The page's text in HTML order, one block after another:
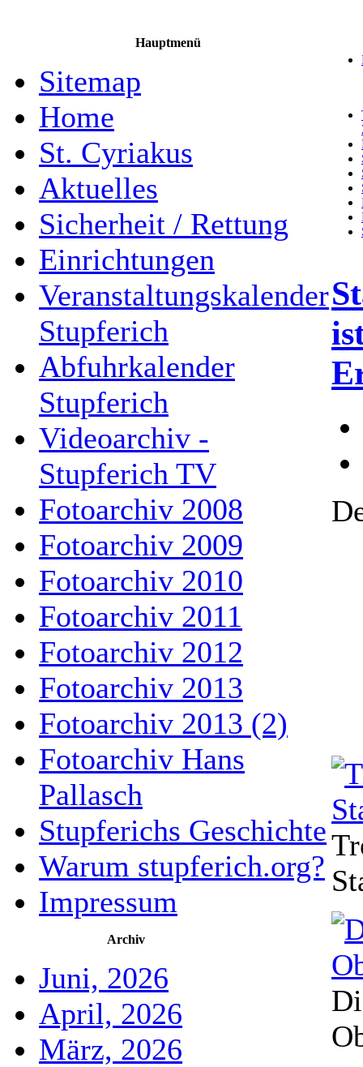
Hauptmenü
Sitemap
Home
St. Cyriakus
Aktuelles
Sicherheit / Rettung
Einrichtungen
Veranstaltungskalender
Stupferich
Abfuhrkalender
Stupferich
Videoarchiv -
Stupferich TV
Fotoarchiv 2008
Fotoarchiv 2009
Fotoarchiv 2010
Fotoarchiv 2011
Fotoarchiv 2012
Fotoarchiv 2013
Fotoarchiv 2013 (2)
Fotoarchiv Hans
Pallasch
Stupferichs Geschichte
Warum stupferich.org?
Impressum
Archiv
Juni, 2026
April, 2026
März, 2026